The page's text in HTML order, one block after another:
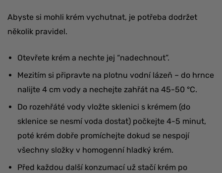
Abyste si mohli krém vychutnat, je potřeba dodržet
několik pravidel.
Otevřete krém a nechte jej “nadechnout”.
Mezitím si připravte na plotnu vodní lázeň – do hrnce
nalijte 4 cm vody a nechejte zahřát na 45-50 °C.
Do rozehřáté vody vložte sklenici s krémem (do
sklenice se nesmí voda dostat) počkejte 4-5 minut,
poté krém dobře promíchejte dokud se nespojí
všechny složky v homogenní hladký krém.
Před každou další konzumací už stačí krém po